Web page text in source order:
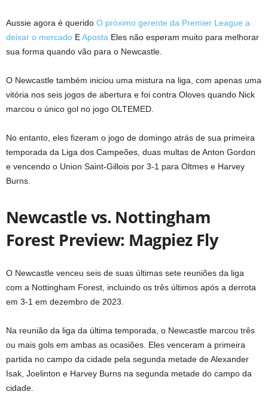
Aussie agora é querido O próximo gerente da Premier League a
deixar o mercado EAposta Eles não esperam muito para melhorar
sua forma quando vão para o Newcastle.
O Newcastle também iniciou uma mistura na liga, com apenas uma
vitória nos seis jogos de abertura e foi contra Oloves quando Nick
marcou o único gol no jogo OLTEMED.
No entanto, eles fizeram o jogo de domingo atrás de sua primeira
temporada da Liga dos Campeões, duas multas de Anton Gordon
e vencendo o Union Saint-Gillois por 3-1 para Oltmes e Harvey
Burns.
Newcastle vs. Nottingham
Forest Preview: Magpiez Fly
O Newcastle venceu seis de suas últimas sete reuniões da liga
com a Nottingham Forest, incluindo os três últimos após a derrota
em 3-1 em dezembro de 2023.
Na reunião da liga da última temporada, o Newcastle marcou três
ou mais gols em ambas as ocasiões. Eles venceram a primeira
partida no campo da cidade pela segunda metade de Alexander
Isak, Joelinton e Harvey Burns na segunda metade do campo da
cidade.